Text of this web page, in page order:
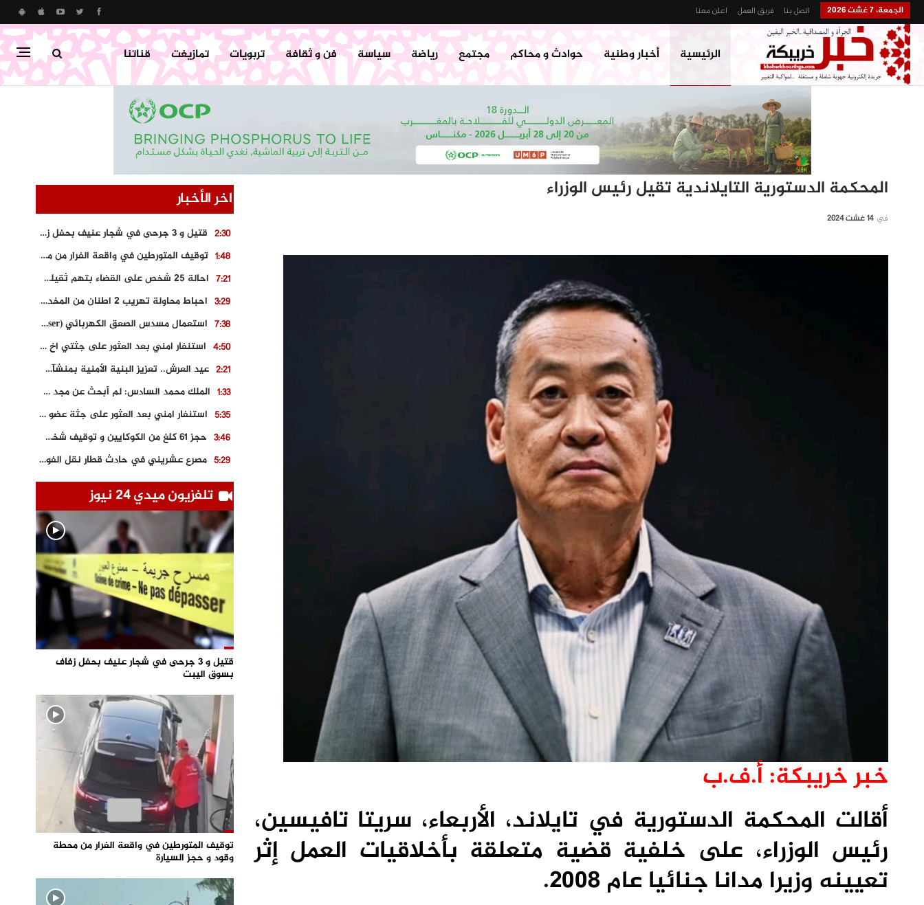
الجمعة، 7 غشت 2026 اتصل بنا فريق العمل اعلن معنا
الرئيسية أخبار وطنية حوادث و محاكم مجتمع رياضة سياسة فن و ثقافة تربويات تمازيغت قناتنا
المحكمة الدستورية التايلاندية تقيل رئيس الوزراء
في 14 غشت 2024
خبر خريبكة: أ.ف.ب
أقالت المحكمة الدستورية في تايلاند، الأربعاء، سريتا تافيسين،
رئيس الوزراء، على خلفية قضية متعلقة بأخلاقيات العمل إثر
تعيينه وزيرا مدانا جنائيا عام 2008.
اخر الأخبار
2:30
قتيل و 3 جرحى في شجار عنيف بحفل زفاف بسوق اليبت
1:48
توقيف المتورطين في واقعة الفرار من محطة وقود و حجز السيارة
7:21
احالة 25 شخص على القضاء بتهم ثقيلة على خلفية احداث المناطق الشمالية
3:29
احباط محاولة تهريب 2 اطنان من المخدرات بتارودانت
7:38
استعمال مسدس الصعق الكهربائي (Taser) من اجل تحرير شابة محتجزة
4:50
استنفار امني بعد العثور على جثتي اخ و ابن صاحب مطعم اسماك مشهور بطنجة
2:21
عيد العرش.. تعزيز البنية الأمنية بمنشآت و مصالح جديدة بكل من الحسيمة – فاس و الناظور
1:33
الملك محمد السادس: لم أبحث عن مجد شخصي.. وهَمي كرامة المغاربة
5:35
استنفار امني بعد العثور على جثة عضو سابق في حزب المصباح بالقنيطرة..
3:46
حجز 61 كلغ من الكوكايين و توقيف شخصين بالكركرات
5:29
مصرع عشريني في حادث قطار نقل الفوسفاط..
9:18
العثور على سبعينية جثة هامدة بمقر سكناها بمراكش
6:56
3:02
مصرع شابة ثلاثينية إثر سقوط سيارتها من منحدر خطير بالجرف الأصفر
3:04
توقيف “رضى الطالياني” بتهمة القيادة في حالة سكر و رفضه الامتثال للأمن
تلفزيون ميدي 24 نيوز
قتيل و 3 جرحى في شجار عنيف بحفل زفاف
بسوق اليبت
توقيف المتورطين في واقعة الفرار من محطة
وقود و حجز السيارة